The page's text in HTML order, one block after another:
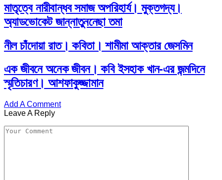
মাতৃত্বে নারীবান্ধব সমাজ অপরিহার্য। মুক্তগদ্য।
অ্যাডভোকেট জান্নাতুননেছা তমা
নীল চাঁদোয়া রাত। কবিতা। শামীমা আক্তার জেসমিন
এক জীবনে অনেক জীবন। কবি ইসহাক খান-এর জন্মদিনে
স্মৃতিচারণ। আশফাকুজ্জামান
Add A Comment
Leave A Reply